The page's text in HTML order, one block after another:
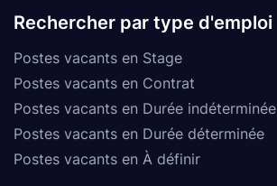
Rechercher par type d'emploi
Postes vacants en Stage
Postes vacants en Contrat
Postes vacants en Durée indéterminée
Postes vacants en Durée déterminée
Postes vacants en À définir